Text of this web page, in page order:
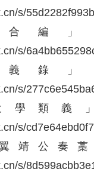
s/55d2282f993b
合編」
s/6a4bb655
義錄」
s/277c6e54
學類義
s/cd7e64ebd0f7
靖公奏藁
s/8d599acb